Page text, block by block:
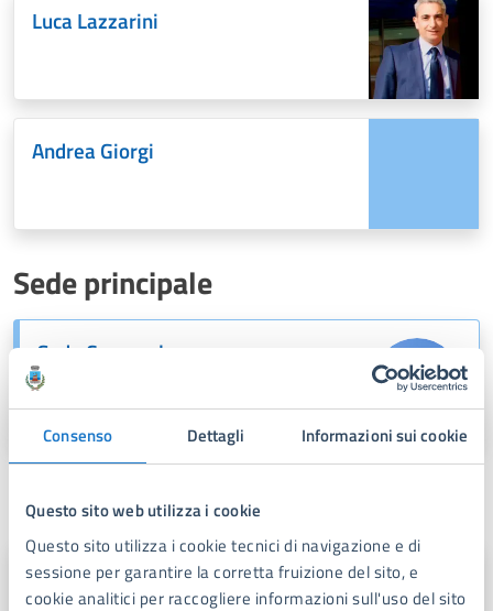
Consenso Dettagli Informazioni sui cookie
Questo sito web utilizza i cookie
Questo sito utilizza i cookie tecnici di navigazione e di
sessione per garantire la corretta fruizione del sito, e
cookie analitici per raccogliere informazioni sull'uso del sito
Luca Lazzarini
Andrea Giorgi
Sede principale
Sede Comunale
Piazza Dante,1, 55042
Contatti
Ufficio CED